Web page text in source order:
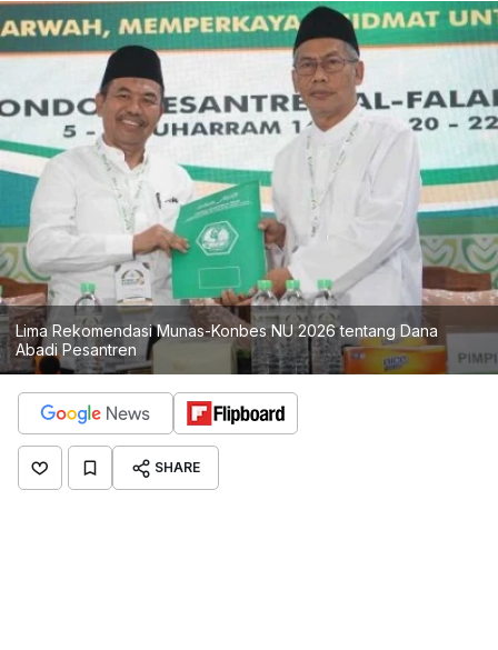
Lima Rekomendasi Munas-Konbes NU 2026 tentang Dana
Abadi Pesantren
SHARE